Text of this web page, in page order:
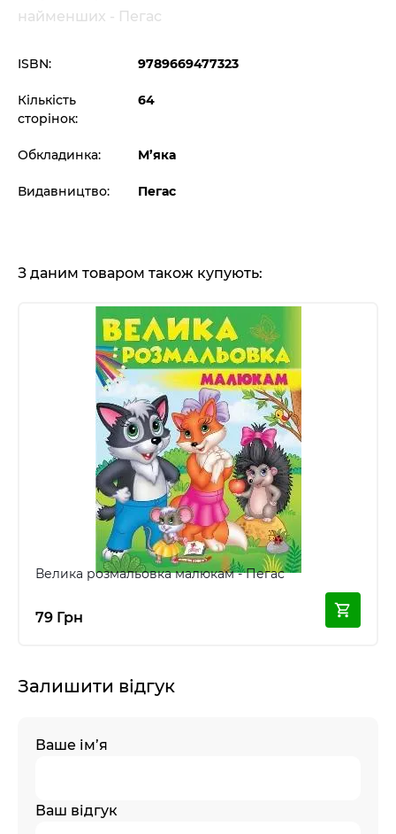
найменших - Пегас
ISBN: 9789669477323
Кількість
сторінок:
64
Обкладинка: М’яка
Видавництво: Пегас
З даним товаром також купують:
Велика розмальовка малюкам - Пегас
79 Грн
Залишити відгук
Ваше ім’я
Ваш відгук